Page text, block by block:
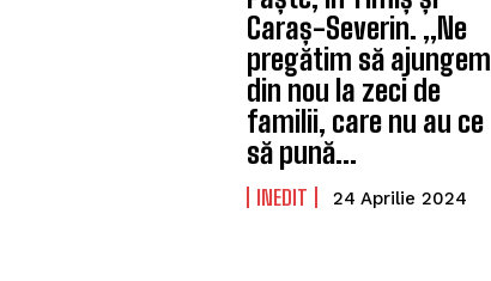
Caraș-Severin. „Ne
pregătim să ajungem
din nou la zeci de
familii, care nu au ce
să pună...
INEDIT 24 Aprilie 2024